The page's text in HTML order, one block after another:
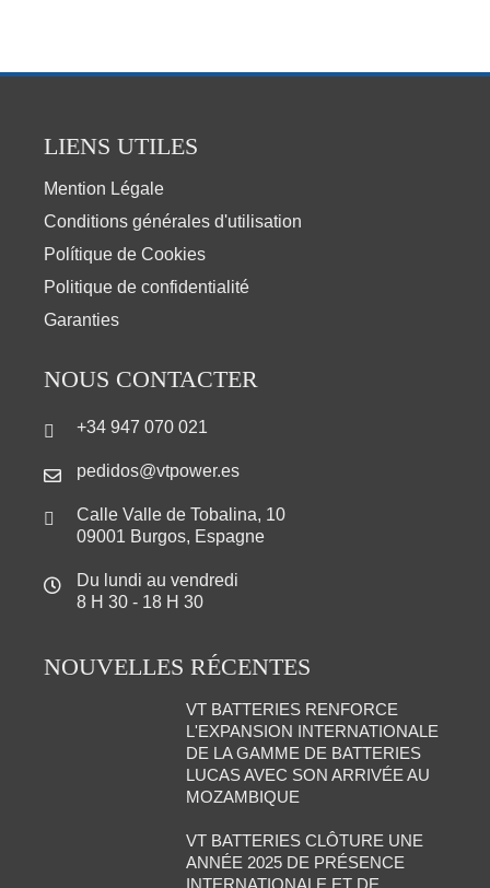
LIENS UTILES
Mention Légale
Conditions générales d'utilisation
Polítique de Cookies
Politique de confidentialité
Garanties
NOUS CONTACTER
+34 947 070 021
pedidos@vtpower.es
Calle Valle de Tobalina, 10
09001 Burgos, Espagne
Du lundi au vendredi
8 H 30 - 18 H 30
NOUVELLES RÉCENTES
VT BATTERIES RENFORCE
L'EXPANSION INTERNATIONALE
DE LA GAMME DE BATTERIES
LUCAS AVEC SON ARRIVÉE AU
MOZAMBIQUE
VT BATTERIES CLÔTURE UNE
ANNÉE 2025 DE PRÉSENCE